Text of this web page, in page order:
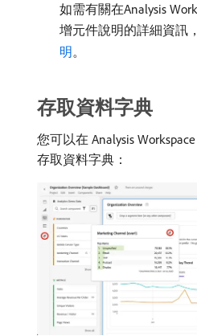
如需有關在Analysis
增元件說明的詳細資訊
明。
存取資料字典
您可以在 Analysis
存取資料字典：